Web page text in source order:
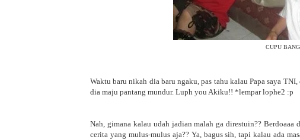
CUPU
Waktu baru nikah dia baru ngaku, pas tahu kalau Papa saya
dia maju pantang mundur. Luph you Akiku!! *lempar lophe2 :p
Nah, gimana kalau udah jadian malah ga direstuin??
cerita yang mulus-mulus aja?? Ya, bagus sih, tapi kalau ada